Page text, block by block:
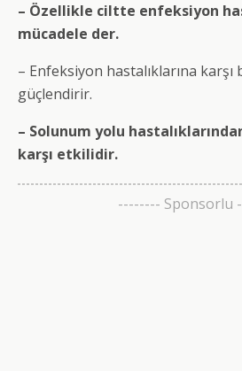
– Özellikle ciltte enfeksiyon
mücadele der.
– Enfeksiyon hastalıklarına karşı
güçlendirir.
– Solunum yolu
karşı etkilidir.
-------- Sponsorlu